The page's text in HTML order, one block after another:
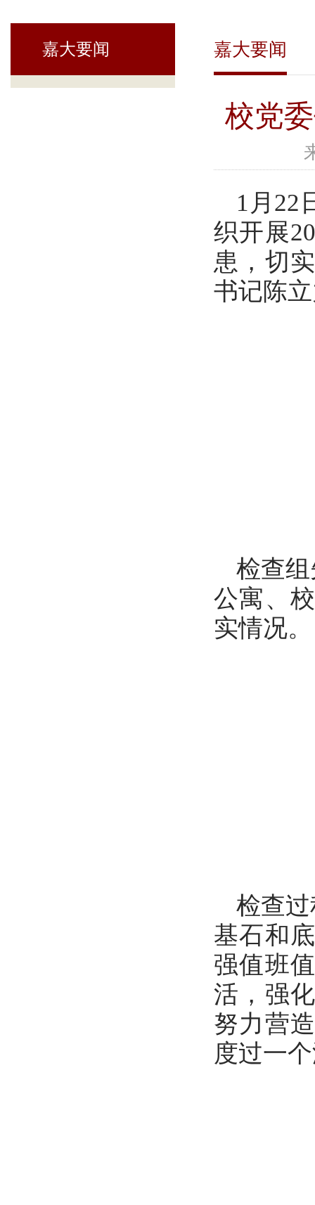
嘉大要闻 嘉大要闻
校党
1月22
织开展
患，切
书记陈
检查
公寓、
实情况。
检查
基石和
强值班
活，强
努力营
度过一